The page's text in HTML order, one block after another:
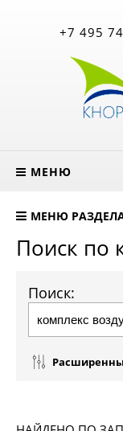
+7 495
МЕНЮ
МЕНЮ
Поиск по
Поиск: